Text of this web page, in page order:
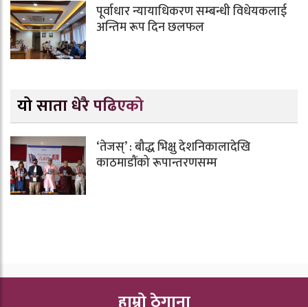
पूर्वाधार न्यायाधिकरण सम्बन्धी विधेयकलाई
अन्तिम रूप दिन छलफल
यो साता धेरै पढिएको
‘तेजस्’ : बौद्ध भिक्षु देशनिकालादेखि
काठमाडौंको रूपान्तरणसम्म